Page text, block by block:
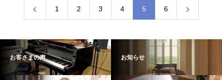
1 2 3 4 5 6
お客さまの声 お知らせ